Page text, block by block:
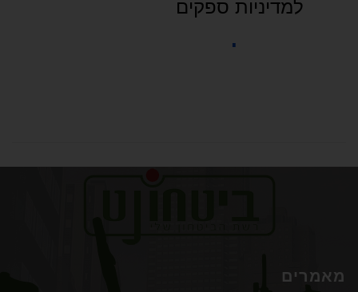
מאמרים